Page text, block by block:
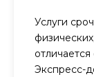
Услуги
Экспресс-